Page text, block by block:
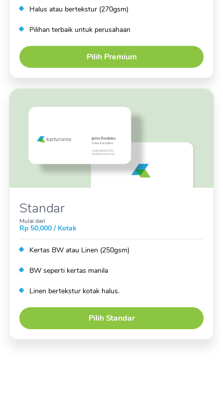
Halus atau bertekstur (270gsm)
Pilihan terbaik untuk perusahaan
Pilih Premium
Standar
Mulai dari
Rp 50,000 / Kotak
Kertas BW atau Linen (250gsm)
BW seperti kertas manila
Linen bertekstur kotak halus.
Pilih Standar